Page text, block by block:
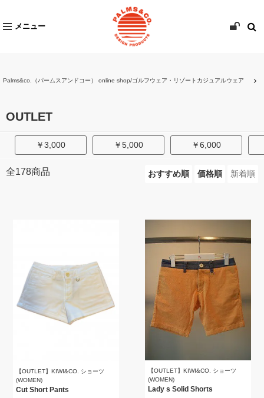
メニュー
Palms&co.（パームスアンドコー） online shop/ゴルフウェア・リゾートカジュアルウェア
OUTLET
￥3,000 ￥5,000 ￥6,000
全178商品 おすすめ順 価格順 新着順
【OUTLET】KIWI&CO. ショーツ
(WOMEN)
Cut Short Pants
【OUTLET】KIWI&CO. ショーツ
(WOMEN)
Lady s Solid Shorts